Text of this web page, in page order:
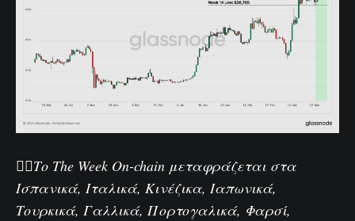
🏴‍☠️Το The Week On-chain μεταφράζεται στα
Ισπανικά, Ιταλικά, Κινέζικα, Ιαπωνικά,
Τουρκικά, Γαλλικά, Πορτογαλικά, Φαρσί,